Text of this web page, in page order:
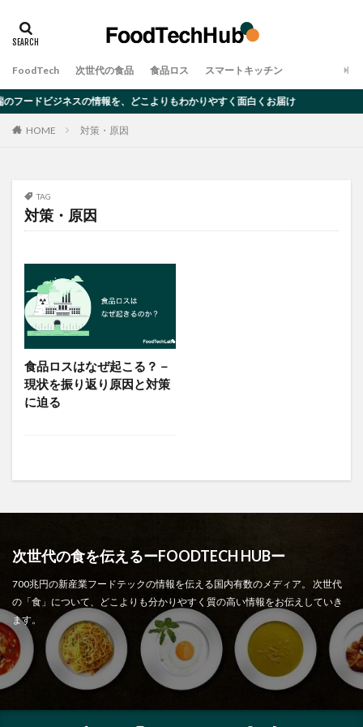
FoodTech 次世代の食品 食品ロス スマートキッチン
ードビジネスの情報を、どこよりもわかりやすく面白くお届け
HOME 対策・原因
TAG
対策・原因
食品ロスはなぜ起こる？－
現状を振り返り原因と対策
に迫る
次世代の食を伝えるーFOODTECH HUBー
700兆円の新産業フードテックの情報を伝える国内有数のメディア。 次世代
の「食」について、どこよりも分かりやすく質の高い情報をお伝えしていき
ます。
タグ
デメリット
ムカデ メリット
大豆ミート
完全食
対策・原因 昆虫食 食品ロス